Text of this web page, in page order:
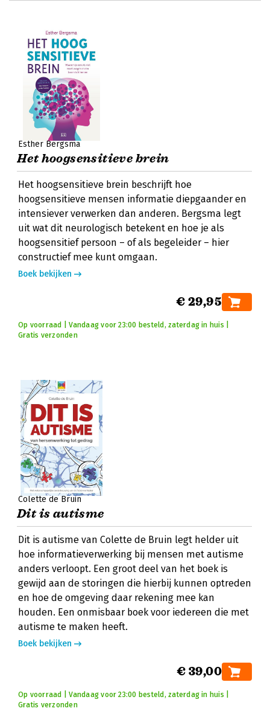
Esther Bergsma
Het hoogsensitieve brein
Het hoogsensitieve brein beschrijft hoe
hoogsensitieve mensen informatie diepgaander en
intensiever verwerken dan anderen. Bergsma legt
uit wat dit neurologisch betekent en hoe je als
hoogsensitief persoon – of als begeleider – hier
constructief mee kunt omgaan.
Boek bekijken
€ 29,95
Op voorraad | Vandaag voor 23:00 besteld, zaterdag in huis |
Gratis verzonden
Colette de Bruin
Dit is autisme
Dit is autisme van Colette de Bruin legt helder uit
hoe informatieverwerking bij mensen met autisme
anders verloopt. Een groot deel van het boek is
gewijd aan de storingen die hierbij kunnen optreden
en hoe de omgeving daar rekening mee kan
houden. Een onmisbaar boek voor iedereen die met
autisme te maken heeft.
Boek bekijken
€ 39,00
Op voorraad | Vandaag voor 23:00 besteld, zaterdag in huis |
Gratis verzonden